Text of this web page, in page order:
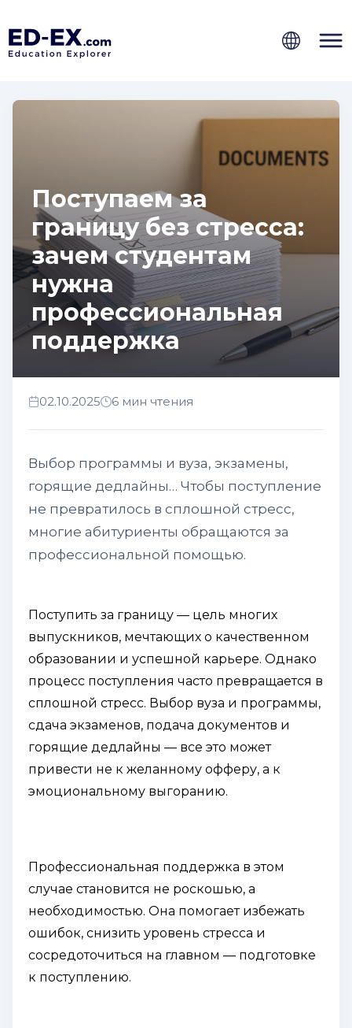
Поступаем за
границу без стресса:
зачем студентам
нужна
профессиональная
поддержка
02.10.2025 6 мин чтения
Выбор программы и вуза, экзамены,
горящие дедлайны… Чтобы поступление
не превратилось в сплошной стресс,
многие абитуриенты обращаются за
профессиональной помощью.
Поступить за границу — цель многих
выпускников, мечтающих о качественном
образовании и успешной карьере. Однако
процесс поступления часто превращается в
сплошной стресс. Выбор вуза и программы,
сдача экзаменов, подача документов и
горящие дедлайны — все это может
привести не к желанному офферу, а к
эмоциональному выгоранию.
Профессиональная поддержка в этом
случае становится не роскошью, а
необходимостью. Она помогает избежать
ошибок, снизить уровень стресса и
сосредоточиться на главном — подготовке
к поступлению.